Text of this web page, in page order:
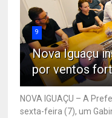
9
Nova Iguaçu
por ventos
NOVA IGUAÇU – A
sexta-feira (7), um